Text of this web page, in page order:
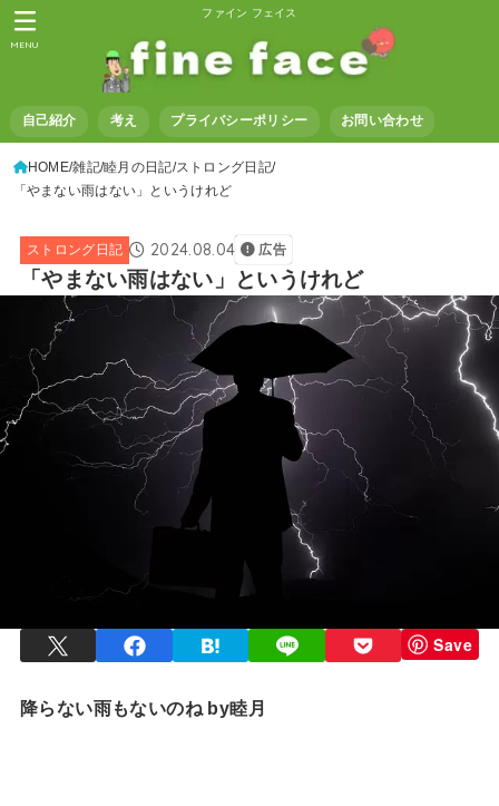
ファイン フェイス
自己紹介 考え プライバシーポリシー お問い合わせ
MENU
HOME 雑記 睦月の日記 ストロング日記
「やまない雨はない」というけれど
ストロング日記 2024.08.04 広告
「やまない雨はない」というけれど
Save
降らない雨もないのね by睦月